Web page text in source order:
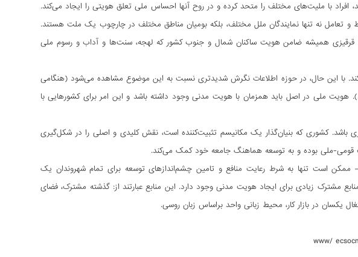
افراد با ملیت‌های مختلف را متحد کرده و در روح آنها احساس ملی تعلق هویتی را ایجاد می‌کند.
نه تنها نمایندگان ملل مختلف، بلکه بومیان مناطق مختلف در چارچوب یک ملت هستند.
قرقیزی همیشه ضامن هویت ساکنان شمال و جنوب کشور که لهجه، سنت‌ها و آداب و رسوم ملی
این حال، در حوزه اطلاعات نگرش شدید‌تری نسبت به این موضوع مشاهده می‌شود (هنگامی
ملی در اصل باید همزمان با هویت مدنی وجود داشته باشد و این امر برای کشورهایی با
کشوری که بنیان‌گذار یک مکانیسم تثبیت‌کننده است، نقش کلیدی و اصلی را در شکل‌گیری
قومی-ملی بوده و به توسعه هماهنگ جامعه خود کمک می‌کند.
است تنها به شرط رعایت منافع و تامین چشم‌اندازهای توسعه برای تمام شهروندان یک
مشترک زیادی برای ایجاد هویت مدنی وجود دارد. این منابع عبارتند از: گذشته مشترک، فضای
یکسان در بازار کار، محیط زبانی واحد براساس زبان روسی.